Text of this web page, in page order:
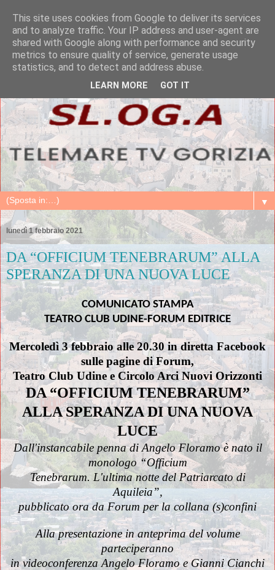
▼
lunedì 1 febbraio 2021
DA “OFFICIUM TENEBRARUM” ALLA
SPERANZA DI UNA NUOVA LUCE
COMUNICATO STAMPA
TEATRO CLUB UDINE-FORUM EDITRICE
Mercoledì 3 febbraio alle 20.30 in diretta Facebook
sulle pagine di Forum,
Teatro Club Udine e Circolo Arci Nuovi Orizzonti
DA “OFFICIUM TENEBRARUM”
ALLA SPERANZA DI UNA NUOVA
LUCE
Dall'instancabile penna di Angelo Floramo è nato il
monologo “Officium
Tenebrarum. L'ultima notte del Patriarcato di
Aquileia”,
pubblicato ora da Forum per la collana (s)confini
Alla presentazione in anteprima del volume
parteciperanno
in videoconferenza Angelo Floramo e Gianni Cianchi
This site uses cookies from Google to deliver its services
and to analyze traffic. Your IP address and user-agent are
shared with Google along with performance and security
metrics to ensure quality of service, generate usage
statistics, and to detect and address abuse.
LEARN MORE GOT IT